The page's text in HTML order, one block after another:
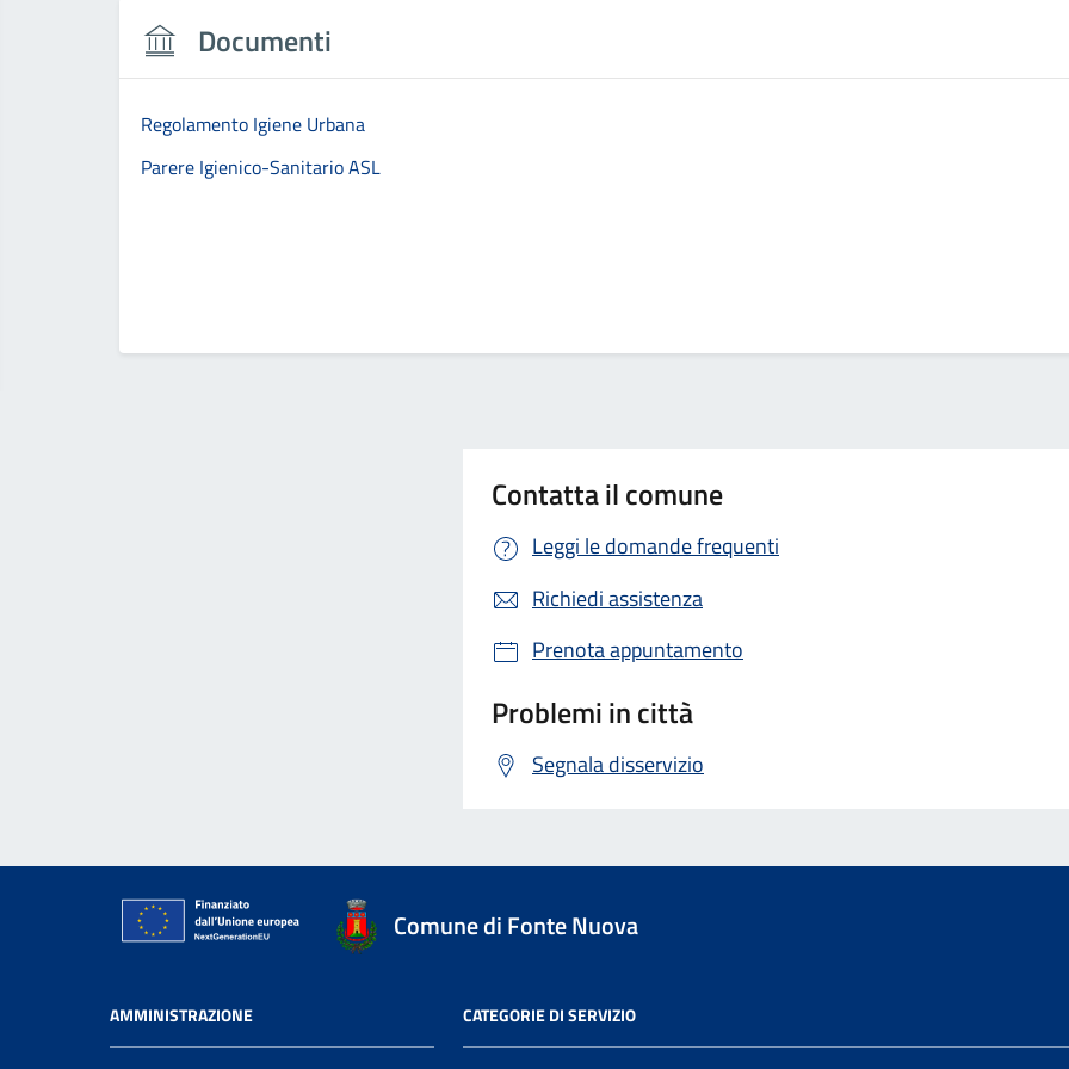
Documenti
Regolamento Igiene Urbana
Parere Igienico-Sanitario ASL
Contatta il comune
Leggi le domande frequenti
Richiedi assistenza
Prenota appuntamento
Problemi in città
Segnala disservizio
Comune di Fonte Nuova
AMMINISTRAZIONE CATEGORIE DI SERVIZIO